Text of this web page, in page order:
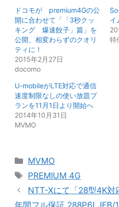
ドコモが premium4Gの公
開に合わせて「「3秒クッ
キング 爆速餃子」篇」を
公開、相変わらずのクオリ
ティに！
2015年2月27日
docomo
イ
特
U-mobileがLTE対応で通信
速度制限なしの使い放題プ
ランを11月1日より開始へ
2014年10月31日
MVMO
カ
テ
リ
MVMO
タ
グ
PREMIUM 4G
NTT-Xにて「28型4K対
年間フル保証 288P6LJEB/